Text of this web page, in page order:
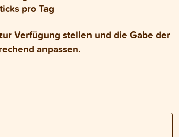
pro Tag
Verfügung stellen und die Gabe der
anpassen.